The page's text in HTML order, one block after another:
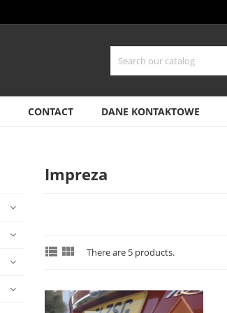
CONTACT DANE KONTAKTOWE
Impreza
  There are 5 products.